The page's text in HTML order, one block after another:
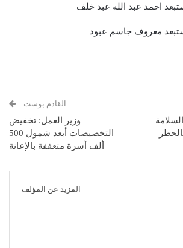
احمد عبد الله عبد خلف
معروف جاسم عبود
القادم بوست
وزير العمل: تخفيض
التخصيصات أبعد شمول 500
ألف أسرة متعففة بالإعانة
المزيد عن المؤلف